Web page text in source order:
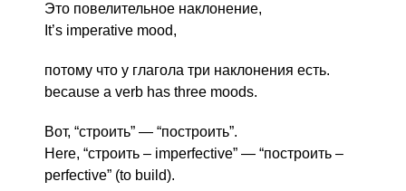
Это повелительное наклонение,
It’s imperative mood,
потому что у глагола три наклонения есть.
because a verb has three moods.
Вот, “строить” — “построить”.
Here, “строить – imperfective” — “построить –
perfective” (to build).